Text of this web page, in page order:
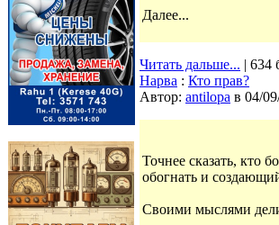
Далее...
Читать дальше... | 634
Нарва : Кто прав?
Автор: antilopa в 04/
Точнее сказать, кто
обогнать и
Своими мыслями